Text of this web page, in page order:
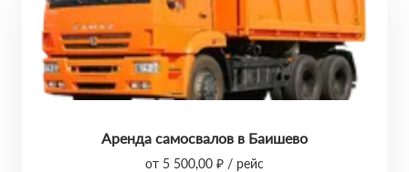
Аренда самосвалов в Баишево
от 5 500,00 ₽ / рейс